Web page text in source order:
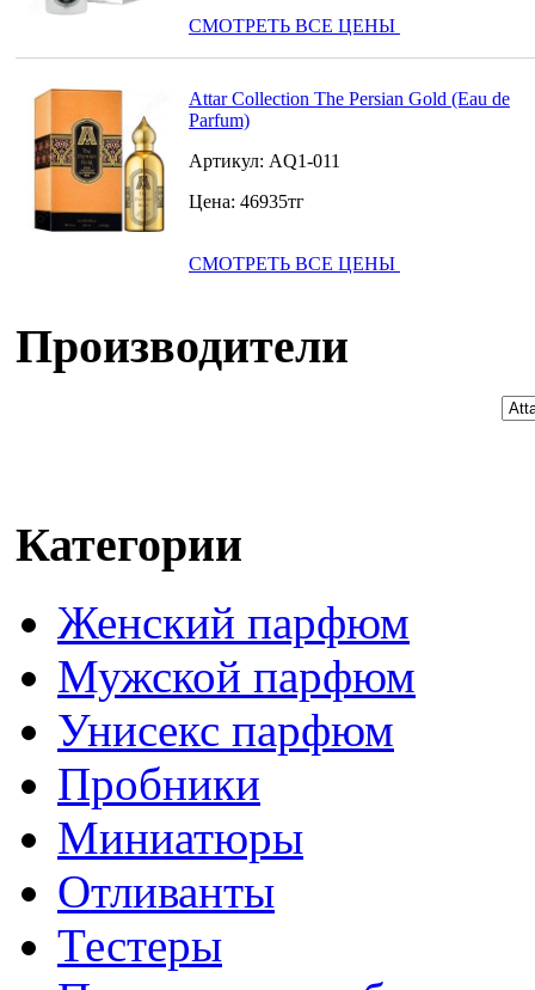
СМОТРЕТЬ ВСЕ ЦЕНЫ
Attar Collection The Persian Gold (Eau de
Parfum)
Артикул: AQ1-011
Цена: 46935тг
СМОТРЕТЬ ВСЕ ЦЕНЫ
Производители
Категории
Женский парфюм
Мужской парфюм
Унисекс парфюм
Пробники
Миниатюры
Отливанты
Тестеры